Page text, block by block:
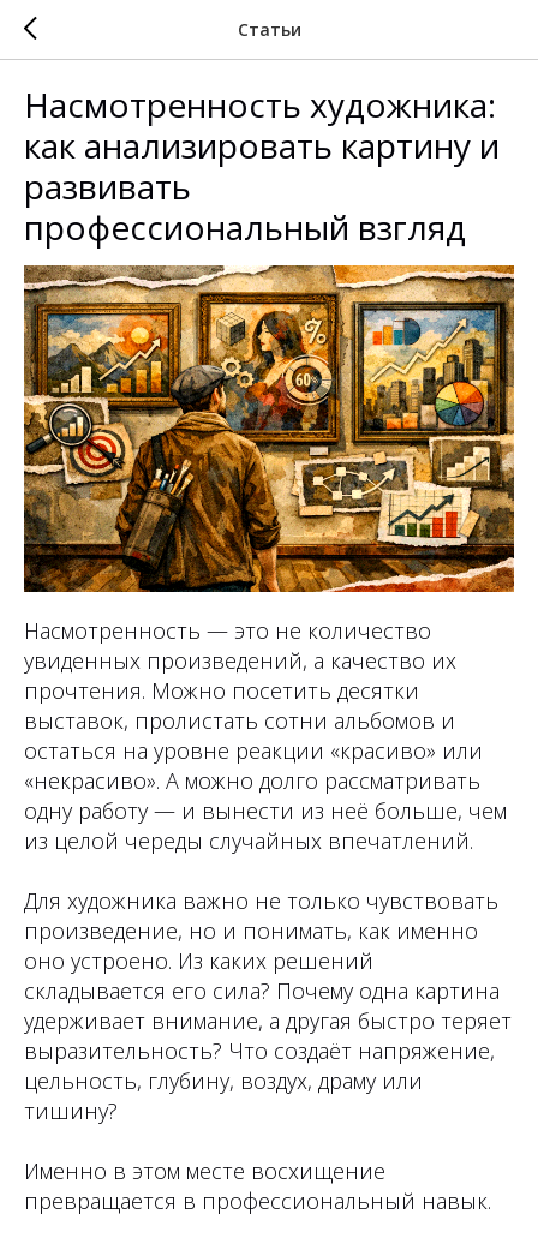
Статьи
Насмотренность художника:
как анализировать картину и
развивать
профессиональный взгляд
Насмотренность — это не количество
увиденных произведений, а качество их
прочтения. Можно посетить десятки
выставок, пролистать сотни альбомов и
остаться на уровне реакции «красиво» или
«некрасиво». А можно долго рассматривать
одну работу — и вынести из неё больше, чем
из целой череды случайных впечатлений.
Для художника важно не только чувствовать
произведение, но и понимать, как именно
оно устроено. Из каких решений
складывается его сила? Почему одна картина
удерживает внимание, а другая быстро теряет
выразительность? Что создаёт напряжение,
цельность, глубину, воздух, драму или
тишину?
Именно в этом месте восхищение
превращается в профессиональный навык.